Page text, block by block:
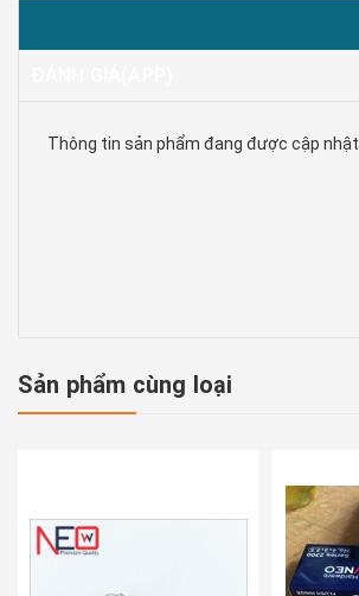
Thông tin sản phẩm đang được cập nhật
Sản phẩm cùng loại